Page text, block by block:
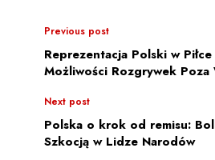
Previous post
Reprezentacja Polski w
Możliwości Rozgrywek Poza
Next post
Polska o krok od remisu:
Szkocją w Lidze Narodów